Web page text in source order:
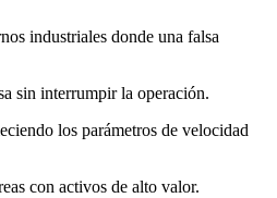
industriales donde una falsa
sin interrumpir la operación.
los parámetros de velocidad
con activos de alto valor.